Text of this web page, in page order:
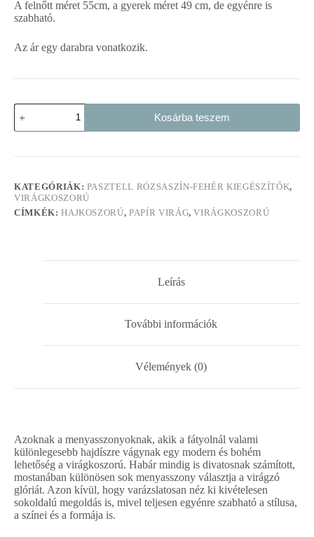
A felnőtt méret 55cm, a gyerek méret 49 cm, de egyénre is
szabható.
Az ár egy darabra vonatkozik.
Virágkoszorú
korall
és
száraz
mennyiség
Kosárba teszem
KATEGÓRIÁK: PASZTELL RÓZSASZÍN-FEHÉR KIEGÉSZÍTŐK,
VIRÁGKOSZORÚ
CÍMKÉK:HAJKOSZORÚ,PAPÍR VIRÁG,VIRÁGKOSZORÚ
Leírás
További információk
Vélemények (0)
Azoknak a menyasszonyoknak, akik a fátyolnál valami
különlegesebb hajdíszre vágynak egy modern és bohém
lehetőség a virágkoszorú. Habár mindig is divatosnak számított,
mostanában különösen sok menyasszony választja a virágzó
glóriát. Azon kívül, hogy varázslatosan néz ki kivételesen
sokoldalú megoldás is, mivel teljesen egyénre szabható a stílusa,
a színei és a formája is.